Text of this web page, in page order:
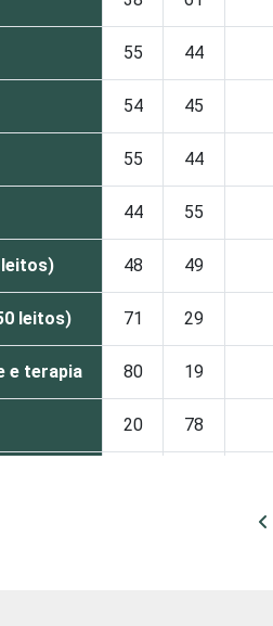
55 44
54 45
55 44
44 55
48 49
leitos) 71 29
e terapia 80 19
20 78